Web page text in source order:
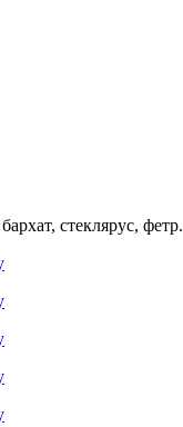
стеклярус, фетр.